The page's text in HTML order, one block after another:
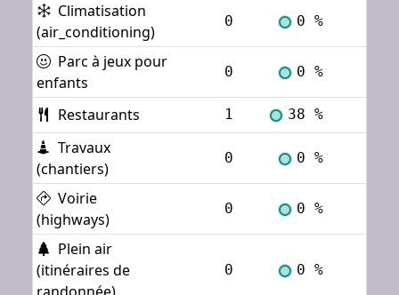
Climatisation
(air_conditioning)
0 0 %
Parc à jeux pour
enfants
0 0 %
Restaurants 1 38 %
Travaux
(chantiers)
0 0 %
Voirie
(highways)
0 0 %
Plein air
(itinéraires de
0 0 %